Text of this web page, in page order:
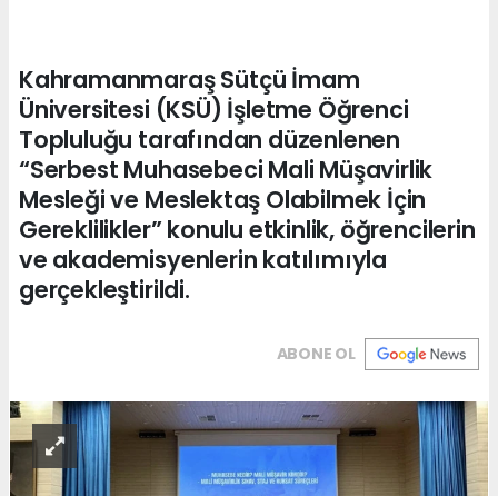
Kahramanmaraş Sütçü İmam
Üniversitesi (KSÜ) İşletme Öğrenci
Topluluğu tarafından düzenlenen
“Serbest Muhasebeci Mali Müşavirlik
Mesleği ve Meslektaş Olabilmek İçin
Gereklilikler” konulu etkinlik, öğrencilerin
ve akademisyenlerin katılımıyla
gerçekleştirildi.
ABONE OL